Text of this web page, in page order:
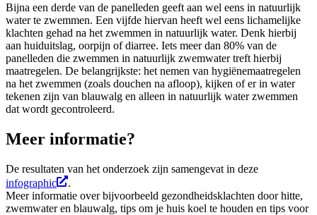
Bijna een derde van de panelleden geeft aan wel eens in natuurlijk
water te zwemmen. Een vijfde hiervan heeft wel eens lichamelijke
klachten gehad na het zwemmen in natuurlijk water. Denk hierbij
aan huiduitslag, oorpijn of diarree. Iets meer dan 80% van de
panelleden die zwemmen in natuurlijk zwemwater treft hierbij
maatregelen. De belangrijkste: het nemen van hygiënemaatregelen
na het zwemmen (zoals douchen na afloop), kijken of er in water
tekenen zijn van blauwalg en alleen in natuurlijk water zwemmen
dat wordt gecontroleerd.
Meer informatie?
De resultaten van het onderzoek zijn samengevat in deze
infographic
.
Meer informatie over bijvoorbeeld gezondheidsklachten door hitte,
zwemwater en blauwalg, tips om je huis koel te houden en tips voor